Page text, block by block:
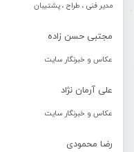
مدیر فنی ، طراح ، پشتیبان
مجتبی حسن زاده
عکاس و خبرنگار سایت
علی آرمان نژاد
عکاس و خبرنگار سایت
رضا محمودی